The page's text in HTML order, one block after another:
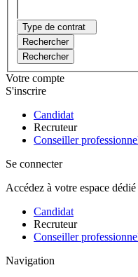
Type de contrat
Rechercher
Rechercher
Votre compte
S'inscrire
Candidat
Recruteur
Conseiller
Se connecter
Accédez à votre espace dédié
Candidat
Recruteur
Conseiller
Navigation